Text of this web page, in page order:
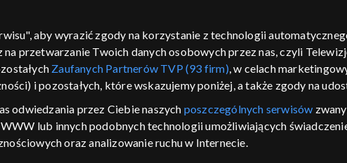
aby wyrazić zgody na korzystanie z technologii
przetwarzanie Twoich danych osobowych przez nas, czyli
Zaufanych Partnerów TVP (93 firm), w celach
i pozostałych, które wskazujemy poniżej, a także zgody na
odwiedzania przez Ciebie naszych poszczególnych serwisów
lub innych podobnych technologii umożliwiających
oraz analizowanie ruchu w Internecie.